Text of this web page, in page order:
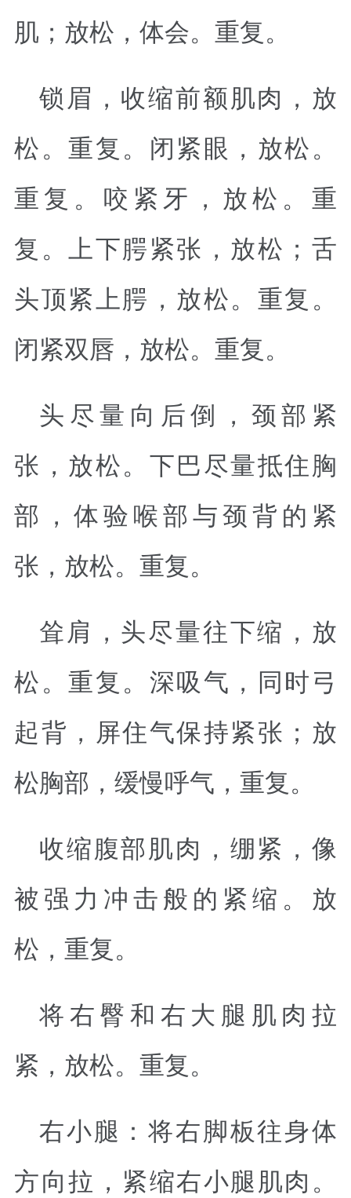
肌；放松，体会。重复。
锁眉，收缩前额肌肉，放
松。重复。闭紧眼，放松。
重复。咬紧牙，放松。重
复。上下腭紧张，放松；舌
头顶紧上腭，放松。重复。
闭紧双唇，放松。重复。
头尽量向后倒，颈部紧
张，放松。下巴尽量抵住胸
部，体验喉部与颈背的紧
张，放松。重复。
耸肩，头尽量往下缩，放
松。重复。深吸气，同时弓
起背，屏住气保持紧张；放
松胸部，缓慢呼气，重复。
收缩腹部肌肉，绷紧，像
被强力冲击般的紧缩。放
松，重复。
将右臀和右大腿肌肉拉
紧，放松。重复。
右小腿：将右脚板往身体
方向拉，紧缩右小腿肌肉。